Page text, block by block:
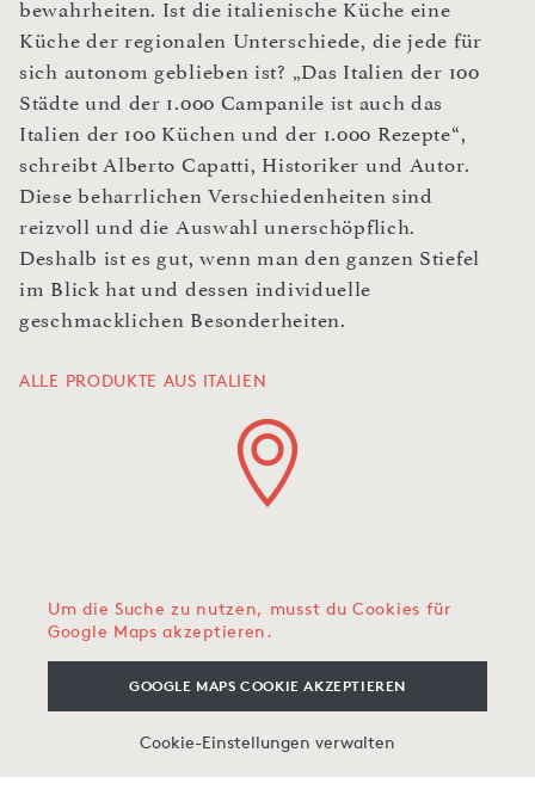
bewahrheiten. Ist die italienische Küche eine
Küche der regionalen Unterschiede, die jede für
sich autonom geblieben ist? „Das Italien der 100
Städte und der 1.000 Campanile ist auch das
Italien der 100 Küchen und der 1.000 Rezepte“,
schreibt Alberto Capatti, Historiker und Autor.
Diese beharrlichen Verschiedenheiten sind
reizvoll und die Auswahl unerschöpflich.
Deshalb ist es gut, wenn man den ganzen Stiefel
im Blick hat und dessen individuelle
geschmacklichen Besonderheiten.
ALLE PRODUKTE AUS ITALIEN
Um die Suche zu nutzen, musst du Cookies für
Google Maps akzeptieren.
GOOGLE MAPS COOKIE AKZEPTIEREN
Cookie-Einstellungen verwalten